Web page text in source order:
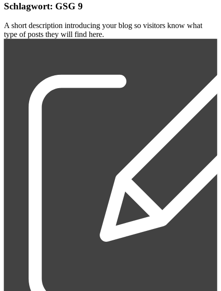
Schlagwort: GSG 9
A short description introducing your blog so visitors know what
type of posts they will find here.